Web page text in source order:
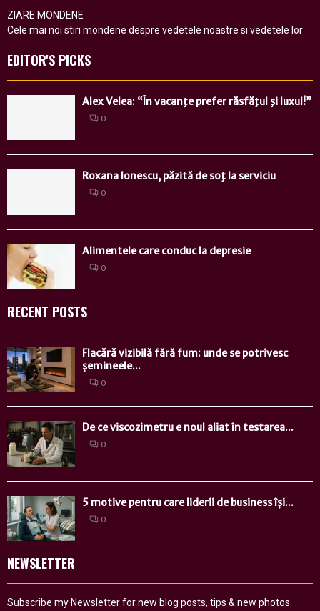
ZIARE MONDENE
Cele mai noi stiri mondene despre vedetele noastre si vedetele lor
EDITOR'S PICKS
Alex Velea: “În vacanţe prefer răsfăţul şi luxul!”
0
Roxana Ionescu, păzită de soţ la serviciu
0
Alimentele care conduc la depresie
0
RECENT POSTS
Flacără vizibilă fără fum: unde se potrivesc
șemineele...
0
De ce viscozimetru e noul aliat în testarea...
0
5 motive pentru care liderii de business își...
0
NEWSLETTER
Subscribe my Newsletter for new blog posts, tips & new photos.